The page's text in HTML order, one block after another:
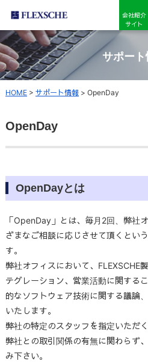
会社紹介
サイト
サポート
HOME> サポート情報> OpenDay
OpenDay
OpenDayとは
「OpenDay」とは、毎月2回、弊社
ざまなご相談に応じさせて頂くとい
す。
弊社オフィスにおいて、FLEXSCHE
テグレーション、営業活動に関する
的なソフトウェア技術に関する議論
いたします。
弊社の特定のスタッフを指定いただ
弊社との取引関係の有無に関わらず
み下さい。